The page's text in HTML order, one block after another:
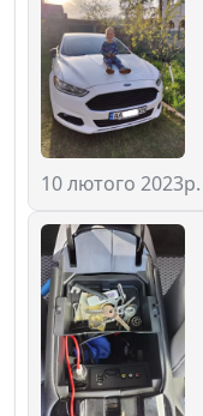
10 лютого 2023р.